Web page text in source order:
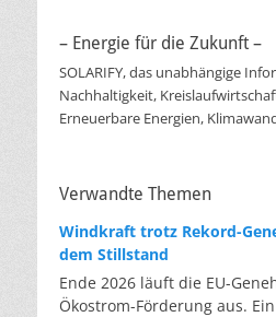
– Energie für die Zukunft –
SOLARIFY, das unabhängige
Nachhaltigkeit,
Erneuerbare Energien,
Verwandte Themen
Windkraft trotz Rekord-
dem Stillstand
Ende 2026 läuft die EU-
Ökostrom-Förderung aus.